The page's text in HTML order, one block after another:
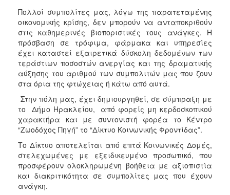
Κέντρα
Δημιουργικής
Απασχόλησης
Παιδιών
(Κ.Δ.Α.Π.)
Κέντρα
Ημερήσιας
Φροντίδας
Ηλικιωμένων
(Κ.Η.Φ.Η.)
Κ.Δ.Α.Π.Α.μεΑ.
Αδειοδότηση
&
Έλεγχος
Βρεφονηπιακών
Σταθμών
Πολλοί συμπολίτες μας, λόγω της παρατεταμένης
οικονομικής κρίσης, δεν μπορούν να ανταποκριθούν
στις καθημερινές βιοποριστικές τους ανάγκες. Η
πρόσβαση σε τρόφιμα, φάρμακα και υπηρεσίες
έχει καταστεί εξαιρετικά δύσκολη δεδομένων των
τεράστιων ποσοστών ανεργίας και της δραματικής
αύξησης του αριθμού των συμπολιτών μας που ζουν
στα όρια της φτώχειας ή κάτω από αυτά.
Στην πόλη μας, έχει δημιουργηθεί, σε σύμπραξη με
το Δήμο Ηρακλείου, από φορείς μη κερδοσκοπικού
χαρακτήρα και με συντονιστή φορέα το Κέντρο
“Ζωοδόχος Πηγή” το “Δίκτυο Κοινωνικής Φροντίδας”.
Το Δίκτυο αποτελείται από επτά Κοινωνικές Δομές,
στελεχωμένες με εξειδικευμένο προσωπικό, που
προσφέρουν ολοκληρωμένη βοήθεια με αξιοπιστία
και διακριτικότητα σε συμπολίτες μας που έχουν
ανάγκη.